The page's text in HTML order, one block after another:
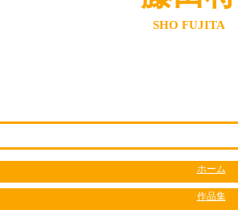
SHO FUJITA
ホーム
作品集